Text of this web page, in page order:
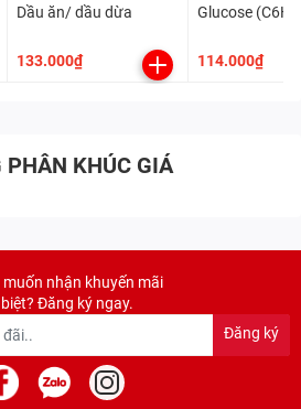
Dầu ăn/ dầu dừa
133.000₫
Glucose
114.000₫
KHÚC GIÁ
muốn nhận khuyến mãi
Đăng ký ngay.
Đăng ký